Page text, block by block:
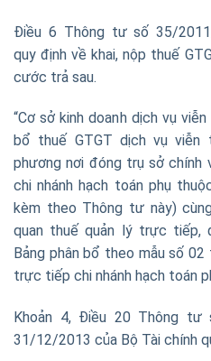
Điều 6 Thông tư số 35/
quy định về khai, nộp thuế
cước trả sau.
“Cơ sở kinh doanh dịch vụ
bổ thuế GTGT dịch vụ
phương nơi đóng trụ sở chính
chi nhánh hạch toán phụ
kèm theo Thông tư này)
quan thuế quản lý trực tiếp,
Bảng phân bổ theo mẫu số
trực tiếp chi nhánh hạch toán
Khoản 4, Điều 20 Thông tư
31/12/2013 của Bộ Tài chính